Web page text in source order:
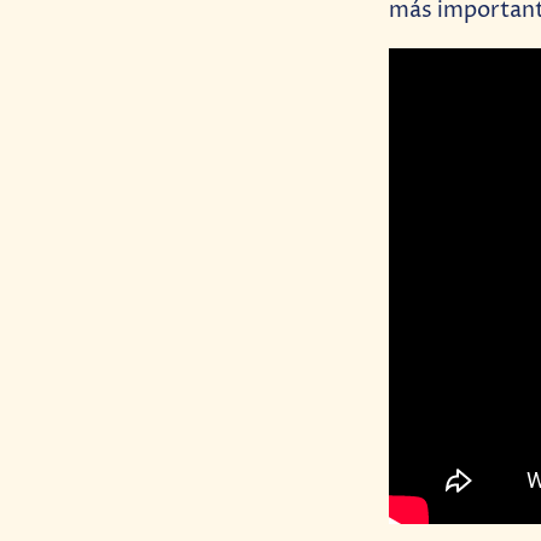
más